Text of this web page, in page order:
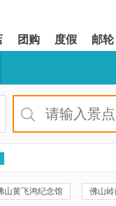
团购 度假 邮轮
山黄飞鸿纪念馆 佛山